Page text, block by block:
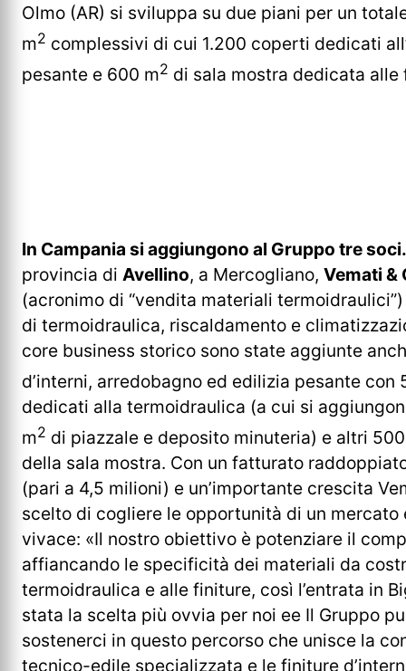
Olmo (AR) si sviluppa su due piani per un
m2 complessivi di cui 1.200 coperti dedicati
pesante e 600 m2 di sala mostra dedicata alle
In Campania si aggiungono al Gruppo tre soci.
provincia di Avellino, a Mercogliano, Vemati &
(acronimo di “vendita materiali
di termoidraulica, riscaldamento e
core business storico sono state aggiunte
d’interni, arredobagno ed edilizia pesante con
dedicati alla termoidraulica (a cui si
m2 di piazzale e deposito minuteria) e altri
della sala mostra. Con un fatturato
(pari a 4,5 milioni) e un’importante crescita
scelto di cogliere le opportunità di un mercato
vivace: «Il nostro obiettivo è potenziare il
affiancando le specificità dei materiali da
termoidraulica e alle finiture, così l’entrata in
stata la scelta più ovvia per noi ee Il Gruppo
sostenerci in questo percorso che unisce la
tecnico-edile specializzata e le finiture